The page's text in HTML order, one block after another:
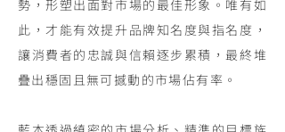
勢，形塑出面對市場的最佳形象。唯有如
此，才能有效提升品牌知名度與指名度，
讓消費者的忠誠與信賴逐步累積，最終堆
疊出穩固且無可撼動的市場佔有率。